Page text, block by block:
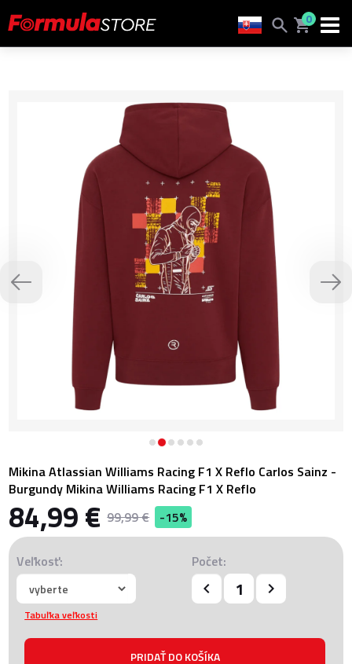
0
Mikina Atlassian Williams Racing F1 X Reflo Carlos Sainz -
Burgundy Mikina Williams Racing F1 X Reflo
84,99 €99,99 € -15%
Veľkosť: Počet:
Tabuľka veľkosti